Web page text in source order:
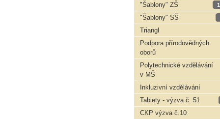
"Šablony" ZŠ
"Šablony" SŠ
Triangl
Podpora přírodovědných
oborů
Polytechnické vzdělávání
v MŠ
Inkluzivní vzdělávání
Tablety - výzva č. 51
CKP výzva č.10